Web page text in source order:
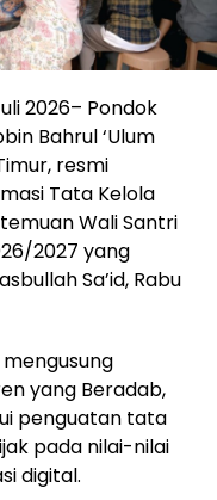
2026– Pondok
Bahrul ‘Ulum
resmi
Tata Kelola
Wali Santri
2027 yang
Sa’id, Rabu
yang Beradab,
penguatan tata
pada nilai-nilai
digital.